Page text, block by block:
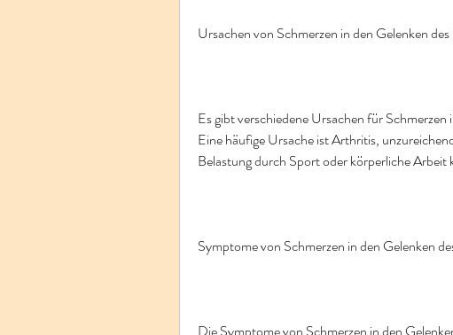
Ursachen von Schmerzen in den Gelenken
Es gibt verschiedene Ursachen für
Eine häufige Ursache ist Arthritis,
Belastung durch Sport oder körperliche Arbeit
Symptome von Schmerzen in den Gelenken